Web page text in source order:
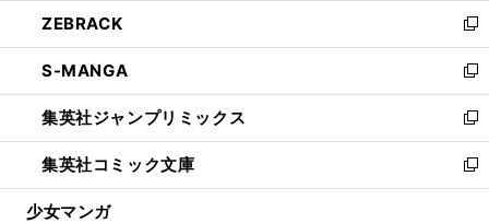
く
で
開
く
ド
ウ
で
開
く
ィ
ン
ド
ウ
で
開
く
し
い
ウ
ィ
ン
ド
ウ
で
開
ZEBRACK
新
し
い
ウ
ィ
ン
ド
ウ
S-MANGA
新
し
い
ウ
ィ
ン
集英社ジャンプリミックス
新
し
い
ウ
集英社コミック文庫
新
し
少女マンガ